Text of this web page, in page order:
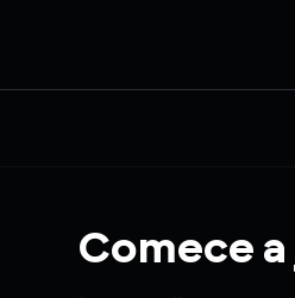
Comece